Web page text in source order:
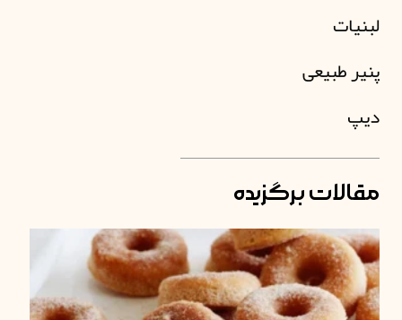
لبنیات
پنیر طبیعی
دیپ
مقالات برگزیده